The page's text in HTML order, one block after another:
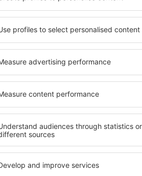
în Lechaio, astfel încât
nevoilor sale. Preferați
ȋnalte sau preferați hoteluri
nostru puteți rezerva
buget! Selectați destinația şi
metodele de plată și opțiunile
sunt situate atât aproape de
puțin mai departe de
pentru o vacanță lungă sau
când doriţi să vizitaţi şi alte
care vi se potriveşte și
o vacanţă sau călătorie de